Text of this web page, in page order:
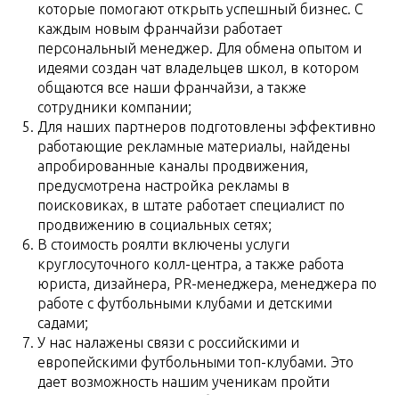
которые помогают открыть успешный бизнес. С
каждым новым франчайзи работает
персональный менеджер. Для обмена опытом и
идеями создан чат владельцев школ, в котором
общаются все наши франчайзи, а также
сотрудники компании;
Для наших партнеров подготовлены эффективно
работающие рекламные материалы, найдены
апробированные каналы продвижения,
предусмотрена настройка рекламы в
поисковиках, в штате работает специалист по
продвижению в социальных сетях;
В стоимость роялти включены услуги
круглосуточного колл-центра, а также работа
юриста, дизайнера, PR-менеджера, менеджера по
работе с футбольными клубами и детскими
садами;
У нас налажены связи с российскими и
европейскими футбольными топ-клубами. Это
дает возможность нашим ученикам пройти